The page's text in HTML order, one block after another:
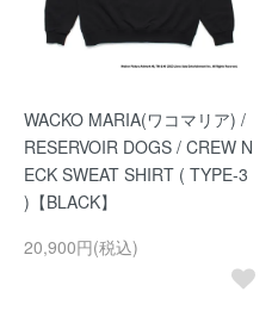
WACKO MARIA(ワコマリア) /
RESERVOIR DOGS / CREW N
ECK SWEAT SHIRT ( TYPE-3
)【BLACK】
20,900円(税込)